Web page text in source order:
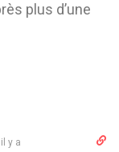
plus d’une
y a